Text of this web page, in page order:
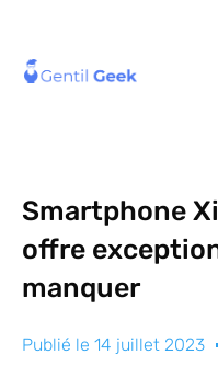
Smartphone
offre
manquer
Publié le 14 juillet 2023